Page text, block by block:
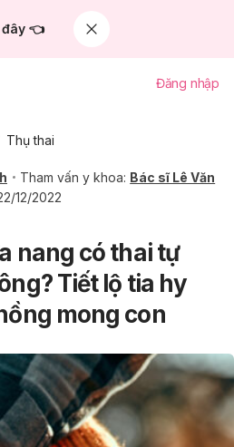
👈
Đăng nhập
Thụ thai
Tham vấn y khoa: Bác sĩ Lê Văn
12/2022
nang có thai tự
Tiết lộ tia hy
mong con